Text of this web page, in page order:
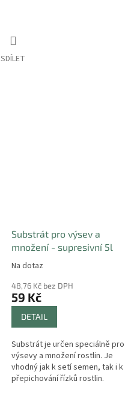
SDÍLET
Substrát pro výsev a
množení - supresivní 5l
Na dotaz
48,76 Kč bez DPH
59 Kč
DETAIL
Substrát je určen speciálně pro
výsevy a množení rostlin. Je
vhodný jak k setí semen, tak i k
přepichování řízků rostlin.